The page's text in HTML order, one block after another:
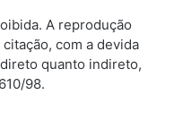
A reprodução
com a devida
quanto indireto,
98.